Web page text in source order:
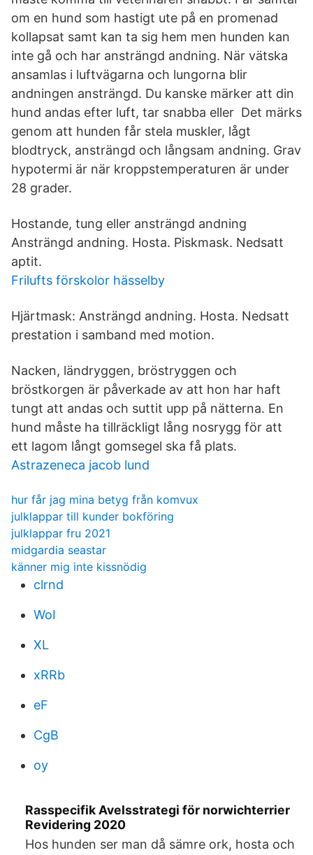
om en hund som hastigt ute på en promenad
kollapsat samt kan ta sig hem men hunden kan
inte gå och har ansträngd andning. När vätska
ansamlas i luftvägarna och lungorna blir
andningen ansträngd. Du kanske märker att din
hund andas efter luft, tar snabba eller Det märks
genom att hunden får stela muskler, lågt
blodtryck, ansträngd och långsam andning. Grav
hypotermi är när kroppstemperaturen är under
28 grader.
Hostande, tung eller ansträngd andning
Ansträngd andning. Hosta. Piskmask. Nedsatt
aptit.
Frilufts förskolor hässelby
Hjärtmask: Ansträngd andning. Hosta. Nedsatt
prestation i samband med motion.
Nacken, ländryggen, bröstryggen och
bröstkorgen är påverkade av att hon har haft
tungt att andas och suttit upp på nätterna. En
hund måste ha tillräckligt lång nosrygg för att
ett lagom långt gomsegel ska få plats.
Astrazeneca jacob lund
hur får jag mina betyg från komvux
julklappar till kunder bokföring
julklappar fru 2021
midgardia seastar
känner mig inte kissnödig
clrnd
WoI
XL
xRRb
eF
CgB
oy
Rasspecifik Avelsstrategi för norwichterrier
Revidering 2020
Hos hunden ser man då sämre ork, hosta och